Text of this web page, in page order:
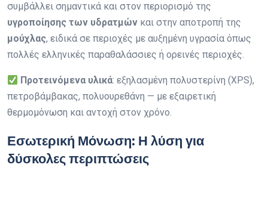
συμβάλλει σημαντικά και στον περιορισμό της
υγροποίησης των υδρατμών και στην αποτροπή της
μούχλας, ειδικά σε περιοχές με αυξημένη υγρασία όπως
πολλές ελληνικές παραθαλάσσιες ή ορεινές περιοχές.
Προτεινόμενα υλικά: εξηλασμένη πολυστερίνη (XPS),
πετροβάμβακας, πολυουρεθάνη — με εξαιρετική
θερμομόνωση και αντοχή στον χρόνο.
Εσωτερική Μόνωση: Η λύση για
δύσκολες περιπτώσεις